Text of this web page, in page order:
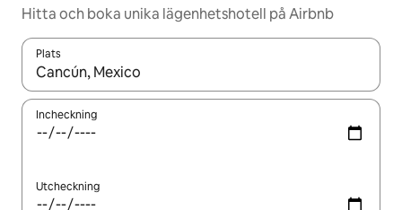
Hitta och boka unika lägenhetshotell på Airbnb
Plats
När resultaten är tillgängliga kan du navigera med upp- och
Incheckning
Utcheckning